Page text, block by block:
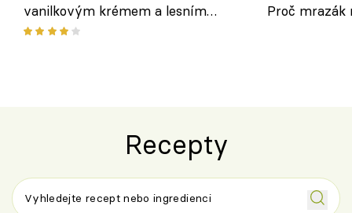
vanilkovým krémem a lesním
ovocem podle Bread Society
Proč
Recepty